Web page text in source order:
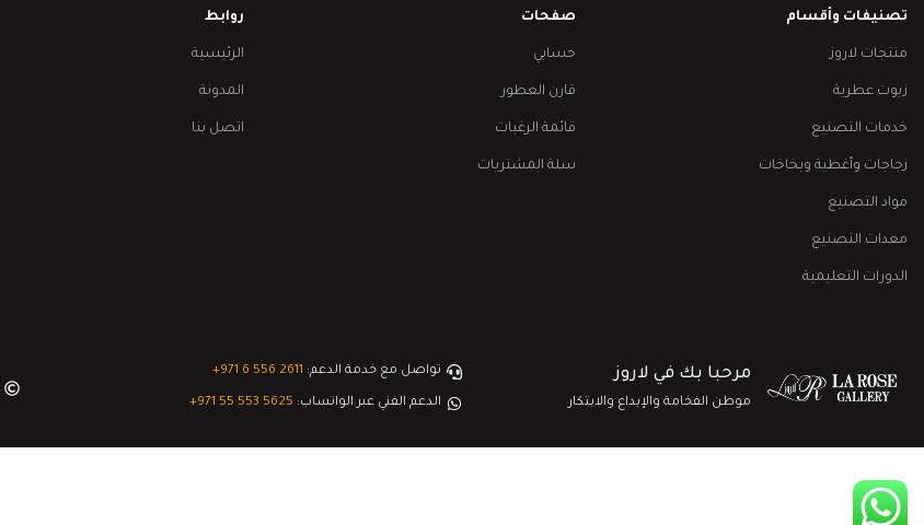
تصنيفات وأقسام
منتجات لاروز
زيوت عطرية
خدمات التصنيع
زجاجات وأغطية وبخاخات
مواد التصنيع
معدات التصنيع
الدورات التعليمية
صفحات
حسابي
قارن العطور
قائمة الرغبات
سلة المشتريات
روابط
الرئيسية
المدونة
اتصل بنا
مرحبا بك في لاروز
موطن الفخامة والإبداع والابتكار
تواصل مع خدمة الدعم: ‎+971 6 556 2611
الدعم الفني عبر الواتساب: ‎+971 55 553 5625